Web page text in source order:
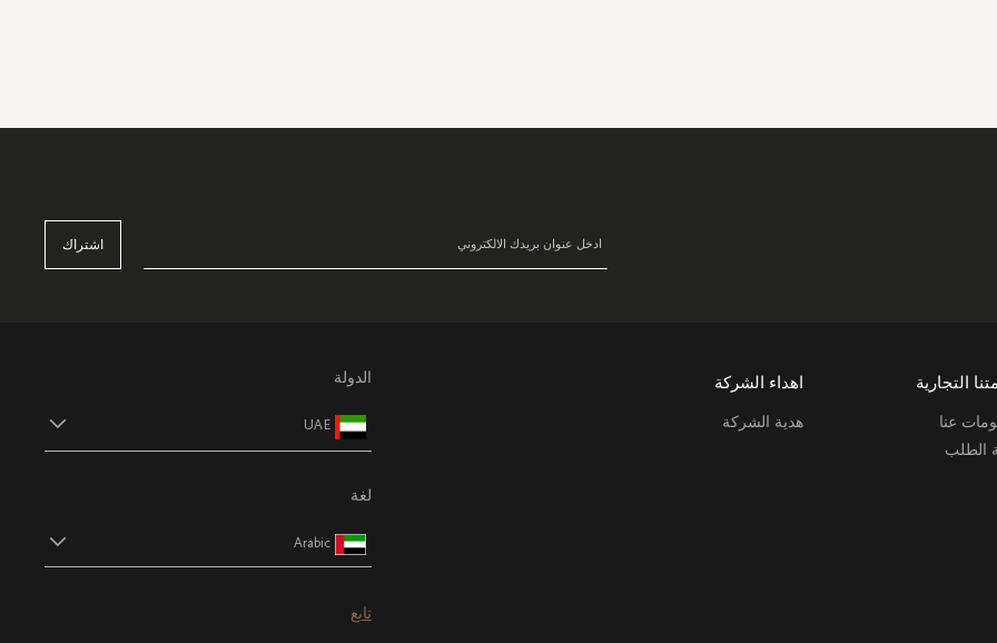
اشتراك
التجارية
عنا
الطلب
اهداء الشركة
هدية الشركة
الدولة
UAE
لغة
Arabic
تابع